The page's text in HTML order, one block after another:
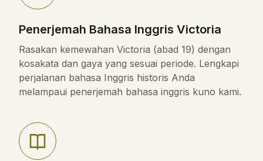
Penerjemah Bahasa Inggris Victoria
Rasakan kemewahan Victoria (abad 19) dengan
kosakata dan gaya yang sesuai periode. Lengkapi
perjalanan bahasa Inggris historis Anda
melampaui penerjemah bahasa inggris kuno kami.